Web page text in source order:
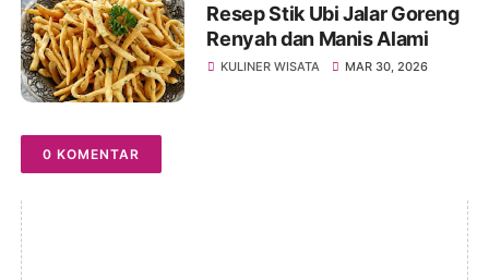
Resep Stik Ubi Jalar Goreng
Renyah dan Manis Alami
KULINER WISATA MAR 30, 2026
0 KOMENTAR